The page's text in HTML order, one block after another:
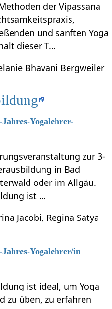
der Vipassana
und sanften Yoga
dieser T…
Bhavani Bergweiler
Jahres-Yogalehrer-
zur 3-
in Bad
oder im Allgäu.
ist …
Jacobi, Regina Satya
Jahres-Yogalehrer/in
ist ideal, um Yoga
zu üben, zu erfahren